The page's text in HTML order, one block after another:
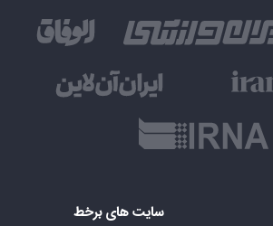
سایت های برخط